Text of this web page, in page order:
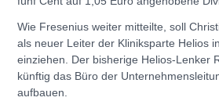
Wie Fresenius weiter mitteilte, soll
als neuer Leiter der Kliniksparte Helios
einziehen. Der bisherige Helios-Lenker
künftig das Büro der
aufbauen.